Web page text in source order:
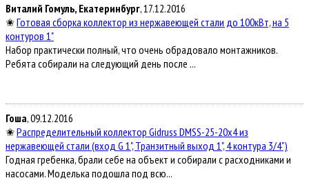
Виталий Гомуль, Екатеринбург, 17.12.2016
✬Готовая сборка коллектор из нержавеющей стали до 100кВт, на 5
контуров 1"
Набор практически полный, что очень обрадовало монтажников.
Ребята собирали на следующий день после ...
Гоша, 09.12.2016
✬Распределительный коллектор Gidruss DMSS-25-20x4 из
нержавеющей стали (вход G 1", Транзитный выход 1", 4 контура 3/4")
Годная гребенка, брали себе на объект и собирали с расходниками и
насосами. Моделька подошла под всю...